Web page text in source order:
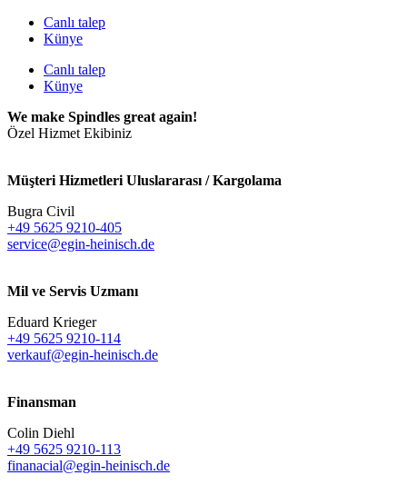
Canlı talep
Künye
Canlı talep
Künye
We make Spindles great again!
Özel Hizmet Ekibiniz
Müşteri Hizmetleri Uluslararası / Kargolama
Bugra Civil
+49 5625 9210-405
service@egin-heinisch.de
Mil ve Servis Uzmanı
Eduard Krieger
+49 5625 9210-114
verkauf@egin-heinisch.de
Finansman
Colin Diehl
+49 5625 9210-113
finanacial@egin-heinisch.de